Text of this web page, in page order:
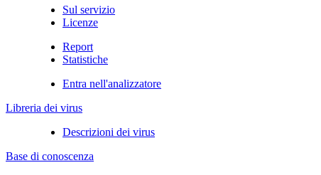
Sul servizio
Licenze
Report
Statistiche
Entra nell'analizzatore
Libreria dei virus
Descrizioni dei virus
Base di conoscenza